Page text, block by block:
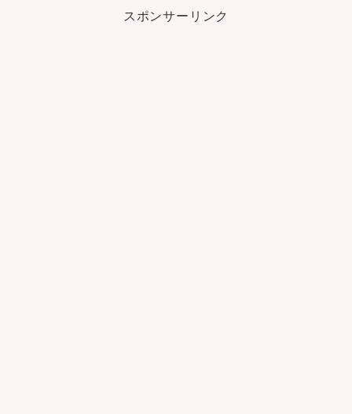
スポンサーリンク